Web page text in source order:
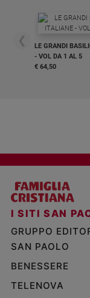
❮
LE GRANDI
- VOL DA 1 AL 5
€ 64,50
I SITI SAN
GRUPPO
SAN PAOLO
BENESSERE
TELENOVA